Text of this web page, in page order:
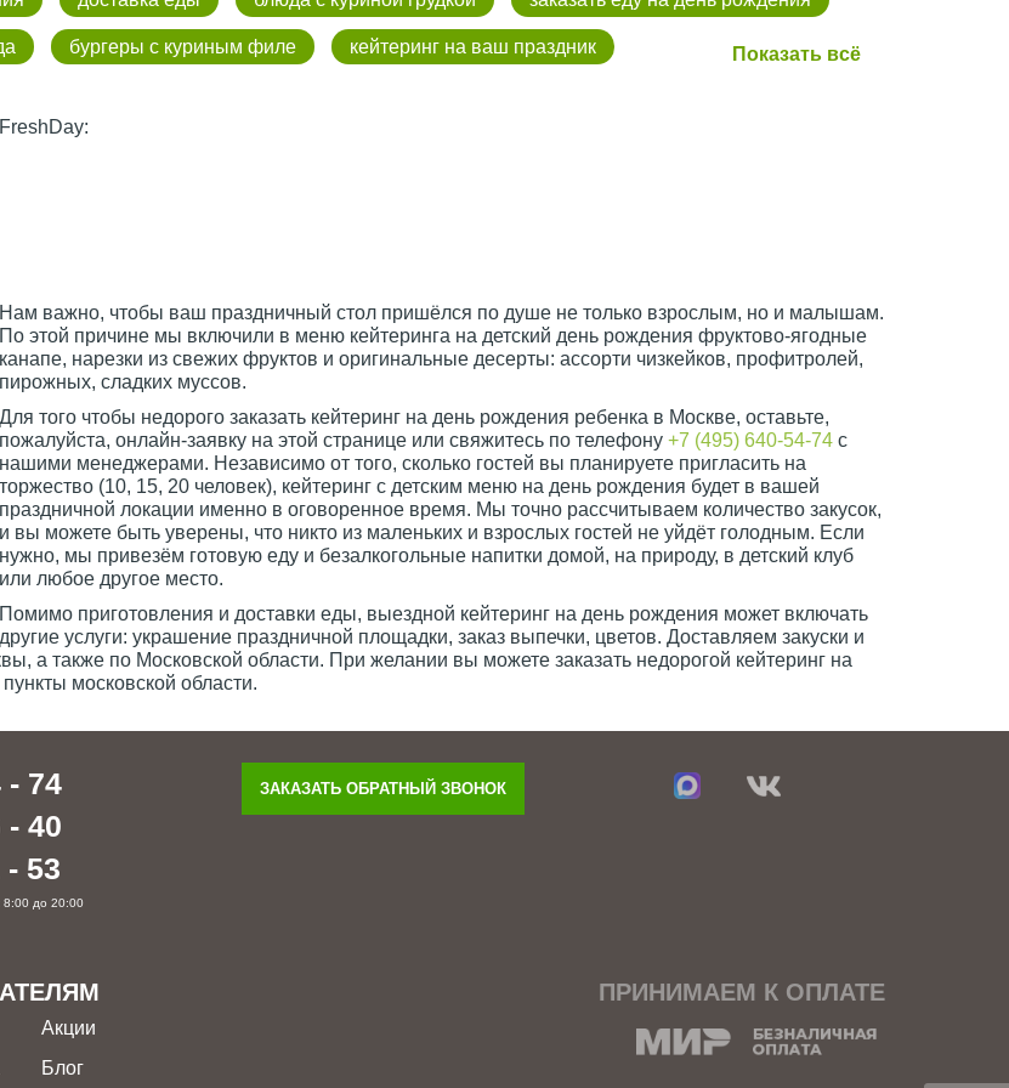
бургеры с куриным филе кейтеринг на ваш праздник
Нам важно, чтобы ваш праздничный стол пришёлся по душе не только взрослым, но и малышам.
По этой причине мы включили в меню кейтеринга на детский день рождения фруктово-ягодные
канапе, нарезки из свежих фруктов и оригинальные десерты: ассорти чизкейков, профитролей,
пирожных, сладких муссов.
Для того чтобы недорого заказать кейтеринг на день рождения ребенка в Москве, оставьте,
пожалуйста, онлайн-заявку на этой странице или свяжитесь по телефону +7 (495) 640-54-74 с
нашими менеджерами. Независимо от того, сколько гостей вы планируете пригласить на
торжество (10, 15, 20 человек), кейтеринг с детским меню на день рождения будет в вашей
праздничной локации именно в оговоренное время. Мы точно рассчитываем количество закусок,
и вы можете быть уверены, что никто из маленьких и взрослых гостей не уйдёт голодным. Если
нужно, мы привезём готовую еду и безалкогольные напитки домой, на природу, в детский клуб
или любое другое место.
Помимо приготовления и доставки еды, выездной кейтеринг на день рождения может включать
другие услуги: украшение праздничной площадки, заказ выпечки, цветов. Доставляем закуски и
а также по Московской области. При желании вы можете заказать недорогой кейтеринг на
московской области.
- 74
- 40
- 53
8:00 до 20:00
ЗАКАЗАТЬ ОБРАТНЫЙ ЗВОНОК
Акции
Блог
ПРИНИМАЕМ К ОПЛАТЕ